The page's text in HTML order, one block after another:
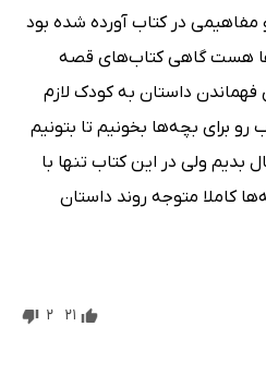
در کتاب آورده شده بود
هست گاهی کتاب‌های قصه
داستان به کودک لازم
برای بچه‌ها بخونیم تا بتونیم
بدیم ولی در این کتاب تنها با
کاملا متوجه روند داستان
21
2